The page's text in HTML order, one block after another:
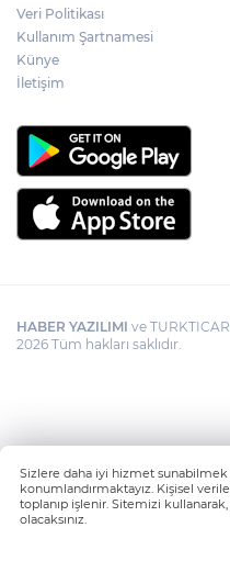
Veri Politikası
Kullanım Şartnamesi
Künye
İletişim
HABER YAZILIMI ve
2026 Tüm hakları saklıdır.
Sizlere daha iyi hizmet sunabilmek
konumlandırmaktayız. Kişisel
toplanıp işlenir. Sitemizi
olacaksınız.